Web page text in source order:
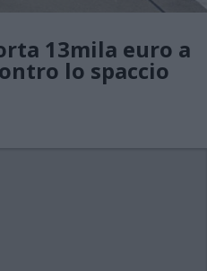
13mila euro a
lo spaccio